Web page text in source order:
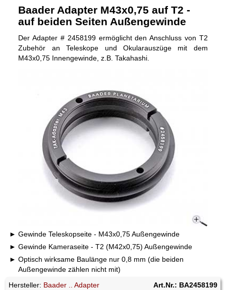
Baader Adapter M43x0,75 auf T2 -
auf beiden Seiten Außengewinde
Der Adapter # 2458199 ermöglicht den Anschluss von T2
Zubehör an Teleskope und Okularauszüge mit dem
M43x0,75 Innengewinde, z.B. Takahashi.
Gewinde Teleskopseite - M43x0,75 Außengewinde
Gewinde Kameraseite - T2 (M42x0,75) Außengewinde
Optisch wirksame Baulänge nur 0,8 mm (die beiden
Außengewinde zählen nicht mit)
Hersteller: Baader .. Adapter Art.Nr.: BA2458199